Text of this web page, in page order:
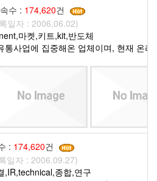
수 : 174,620건
일자 : 2006.06.02)
마켓,키트,kit,반도체
통사업에 집중해온 업체이며, 현재 온
: 174,620건
일자 : 2006.09.27)
,IR,technical,종합,연구